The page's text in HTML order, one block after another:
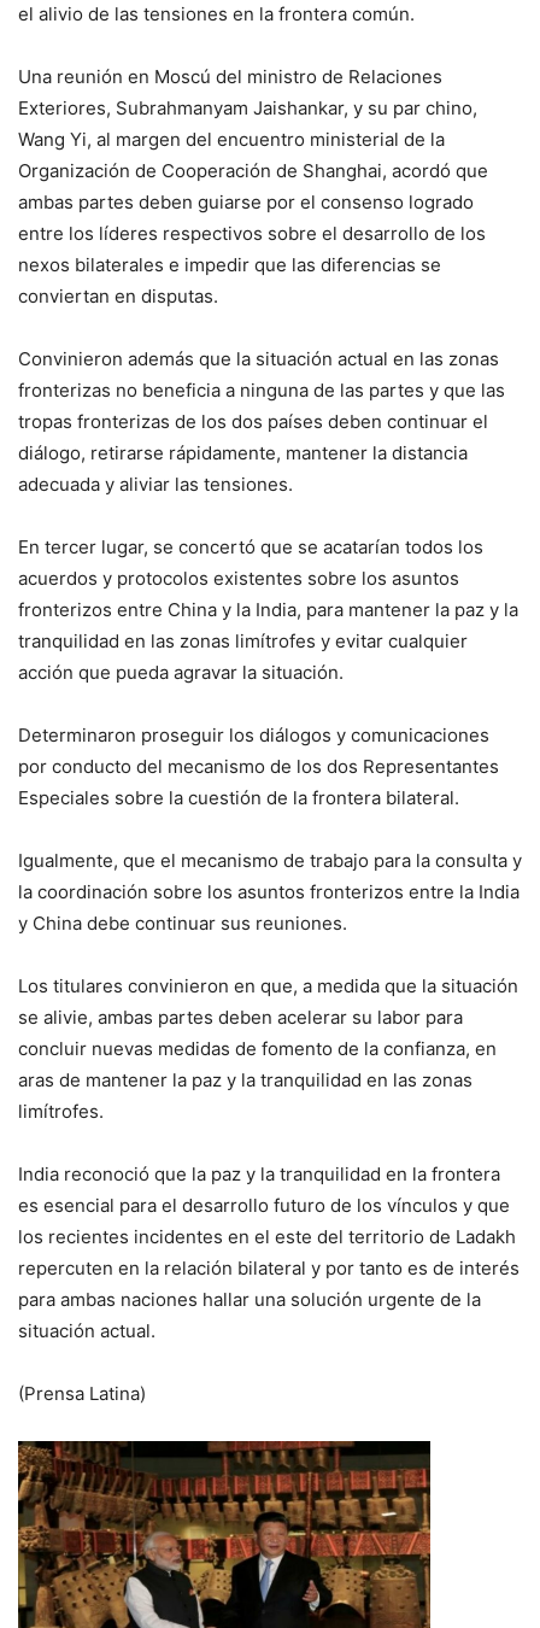
el alivio de las tensiones en la frontera común.
Una reunión en Moscú del ministro de Relaciones
Exteriores, Subrahmanyam Jaishankar, y su par chino,
Wang Yi, al margen del encuentro ministerial de la
Organización de Cooperación de Shanghai, acordó que
ambas partes deben guiarse por el consenso logrado
entre los líderes respectivos sobre el desarrollo de los
nexos bilaterales e impedir que las diferencias se
conviertan en disputas.
Convinieron además que la situación actual en las zonas
fronterizas no beneficia a ninguna de las partes y que las
tropas fronterizas de los dos países deben continuar el
diálogo, retirarse rápidamente, mantener la distancia
adecuada y aliviar las tensiones.
En tercer lugar, se concertó que se acatarían todos los
acuerdos y protocolos existentes sobre los asuntos
fronterizos entre China y la India, para mantener la paz y la
tranquilidad en las zonas limítrofes y evitar cualquier
acción que pueda agravar la situación.
Determinaron proseguir los diálogos y comunicaciones
por conducto del mecanismo de los dos Representantes
Especiales sobre la cuestión de la frontera bilateral.
Igualmente, que el mecanismo de trabajo para la consulta y
la coordinación sobre los asuntos fronterizos entre la India
y China debe continuar sus reuniones.
Los titulares convinieron en que, a medida que la situación
se alivie, ambas partes deben acelerar su labor para
concluir nuevas medidas de fomento de la confianza, en
aras de mantener la paz y la tranquilidad en las zonas
limítrofes.
India reconoció que la paz y la tranquilidad en la frontera
es esencial para el desarrollo futuro de los vínculos y que
los recientes incidentes en el este del territorio de Ladakh
repercuten en la relación bilateral y por tanto es de interés
para ambas naciones hallar una solución urgente de la
situación actual.
(Prensa Latina)